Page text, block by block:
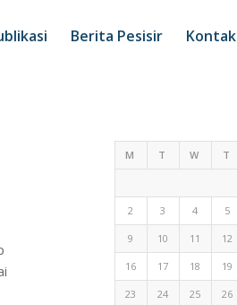
Berita Pesisir Kontak
M T W T
2 3 4 5
9 10 11 12
16 17 18 19
23 24 25 26